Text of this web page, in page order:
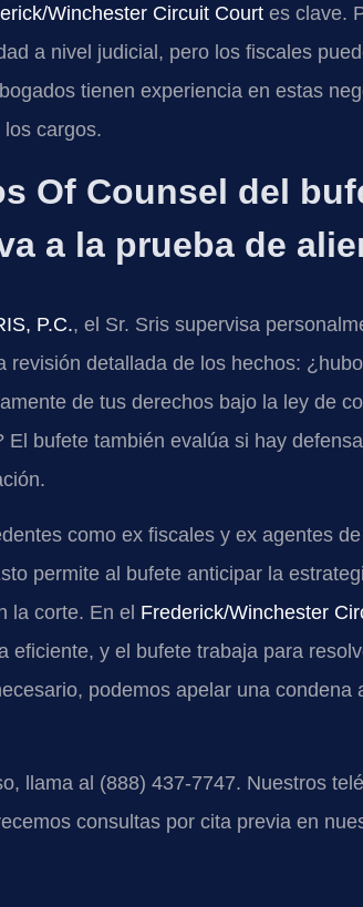
Winchester Circuit Court es clave.
a nivel judicial, pero los fiscales
tienen experiencia en estas
cargos.
Of Counsel del
a la prueba de
P.C., el Sr. Sris supervisa
revisión detallada de los hechos:
de tus derechos bajo la ley de
bufete también evalúa si hay
como ex fiscales y ex agentes
permite al bufete anticipar la
la corte. En el Frederick/Winchester
eficiente, y el bufete trabaja para
podemos apelar una condena
llama al (888) 437-7747. Nuestros
consultas por cita previa en